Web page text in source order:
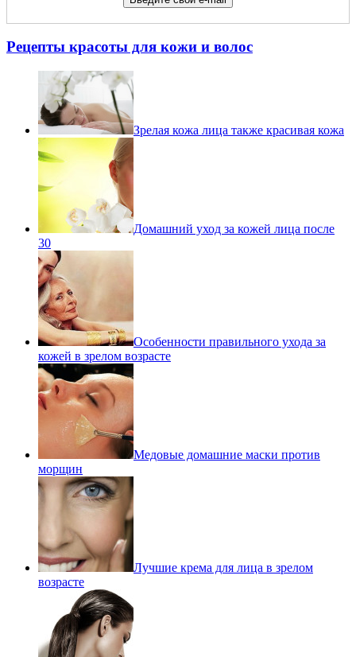
Рецепты красоты для кожи и волос
Зрелая кожа лица также красивая кожа
Домашний уход за кожей лица после
30
Особенности правильного ухода за
кожей в зрелом возрасте
Медовые домашние маски против
морщин
Лучшие крема для лица в зрелом
возрасте